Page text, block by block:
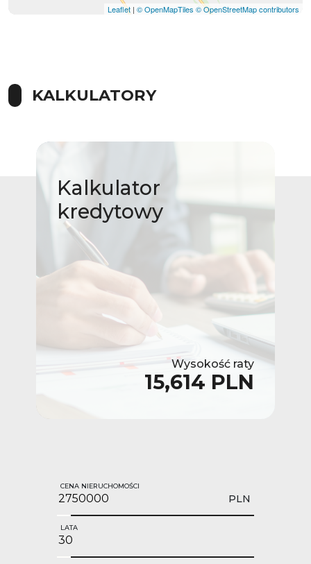
Leaflet | © OpenMapTiles © OpenStreetMap contributors
KALKULATORY
Kalkulator
kredytowy
Wysokość raty
15,614 PLN
CENA NIERUCHOMOŚCI
PLN
LATA